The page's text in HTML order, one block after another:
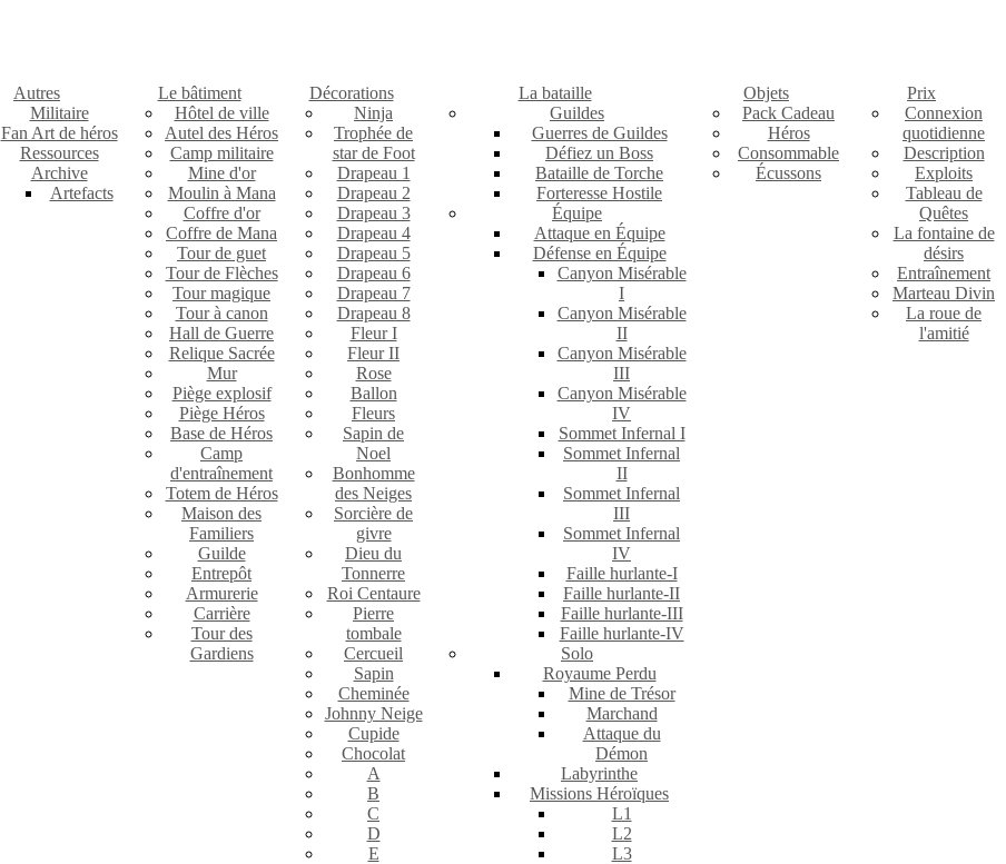
Autres
Militaire
Fan Art de héros
Ressources
Archive
Artefacts
Le bâtiment
Hôtel de ville
Autel des Héros
Camp militaire
Mine d'or
Moulin à Mana
Coffre d'or
Coffre de Mana
Tour de guet
Tour de Flèches
Tour magique
Tour à canon
Hall de Guerre
Relique Sacrée
Mur
Piège explosif
Piège Héros
Base de Héros
Camp
d'entraînement
Totem de Héros
Maison des
Familiers
Guilde
Entrepôt
Armurerie
Carrière
Tour des
Gardiens
Décorations
Ninja
Trophée de
star de Foot
Drapeau 1
Drapeau 2
Drapeau 3
Drapeau 4
Drapeau 5
Drapeau 6
Drapeau 7
Drapeau 8
Fleur I
Fleur II
Rose
Ballon
Fleurs
Sapin de
Noel
Bonhomme
des Neiges
Sorcière de
givre
Dieu du
Tonnerre
Roi Centaure
Pierre
tombale
Cercueil
Sapin
Cheminée
Johnny Neige
Cupide
Chocolat
A
B
C
D
E
La bataille
Guildes
Guerres de Guildes
Défiez un Boss
Bataille de Torche
Forteresse Hostile
Équipe
Attaque en Équipe
Défense en Équipe
Canyon Misérable
I
Canyon Misérable
II
Canyon Misérable
III
Canyon Misérable
IV
Sommet Infernal I
Sommet Infernal
II
Sommet Infernal
III
Sommet Infernal
IV
Faille hurlante-I
Faille hurlante-II
Faille hurlante-III
Faille hurlante-IV
Solo
Royaume Perdu
Mine de Trésor
Marchand
Attaque du
Démon
Labyrinthe
Missions Héroïques
L1
L2
L3
Objets
Pack Cadeau
Héros
Consommable
Écussons
Prix
Connexion
quotidienne
Description
Exploits
Tableau de
Quêtes
La fontaine de
désirs
Entraînement
Marteau Divin
La roue de
l'amitié